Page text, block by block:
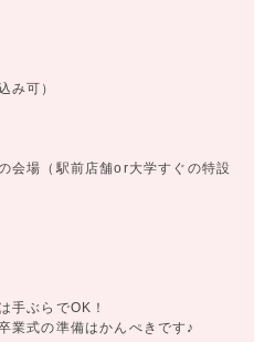
み可）
会場（駅前店舗or大学すぐの特設
手ぶらでOK！
業式の準備はかんぺきです♪